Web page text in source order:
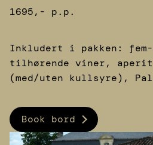
1695,- p.p.
Inkludert i pakken: fem-
tilhørende viner,
(med/uten kullsyre),
Book bord